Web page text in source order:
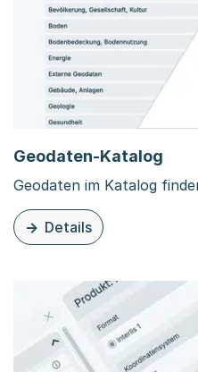
Geodaten-Katalog
Geodaten im Katalog
Details
zu dieser